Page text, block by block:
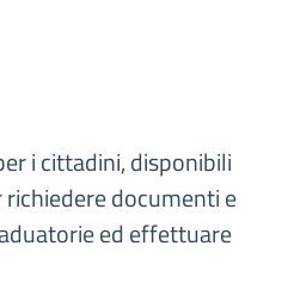
i cittadini, disponibili
documenti e
ed effettuare